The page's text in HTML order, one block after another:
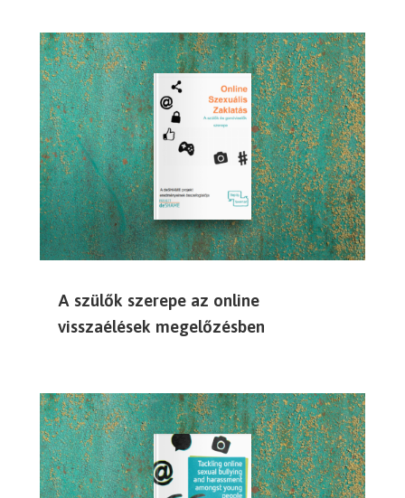
A szülők szerepe az online
visszaélések megelőzésben